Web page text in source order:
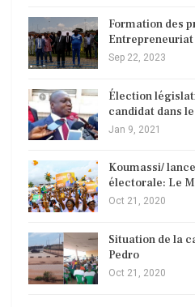
Formation des
Sep 22, 2023
Élection
candidat dans
Jan 9, 2021
Koumassi/
électorale: Le
Oct 21, 2020
Situation de la
Pedro
Oct 21, 2020